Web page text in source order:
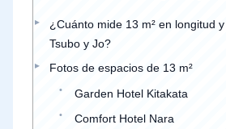
¿Cuánto mide 13 m² en longitud
Tsubo y Jo?
Fotos de espacios de 13 m²
Garden Hotel Kitakata
Comfort Hotel Nara